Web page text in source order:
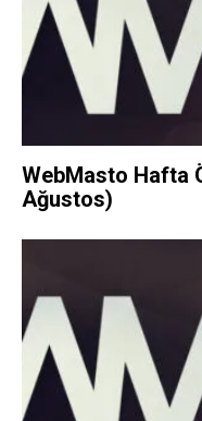
WebMasto Hafta
Ağustos)